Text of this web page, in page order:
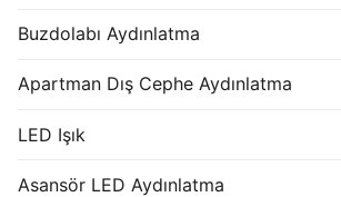
Buzdolabı Aydınlatma
Apartman Dış Cephe Aydınlatma
LED Işık
Asansör LED Aydınlatma